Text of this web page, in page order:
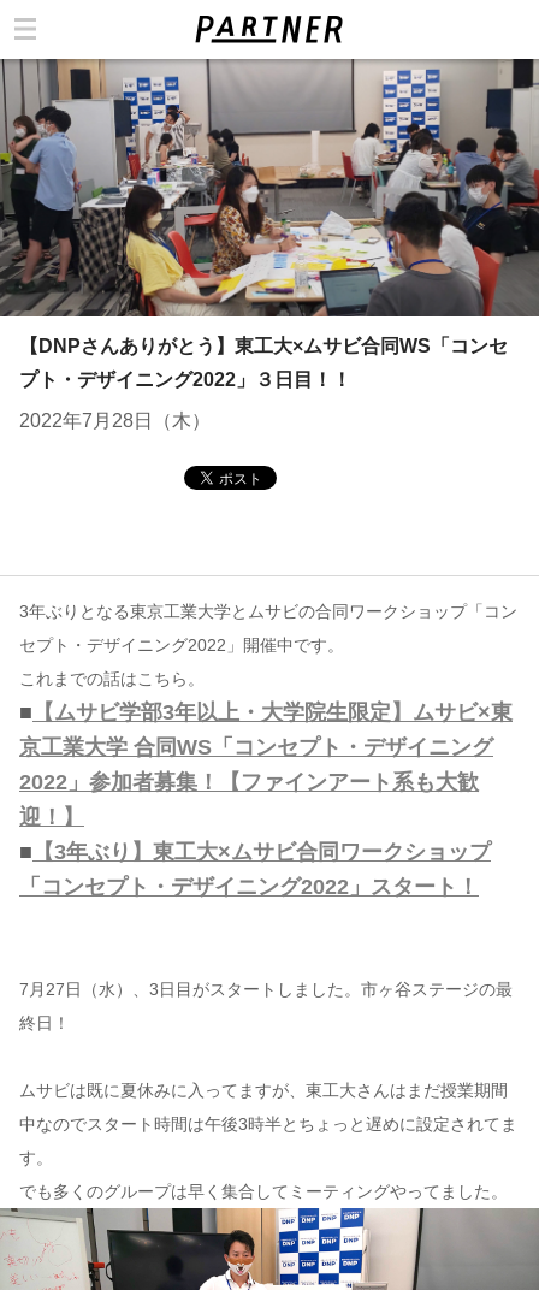
【DNPさんありがとう】東工大×ムサビ合同WS「コンセ
プト・デザイニング2022」３日目！！
2022年7月28日（木）
3年ぶりとなる東京工業大学とムサビの合同ワークショップ「コン
セプト・デザイニング2022」開催中です。
これまでの話はこちら。
■ 【ムサビ学部3年以上・大学院生限定】ムサビ×東
京工業大学 合同WS「コンセプト・デザイニング
2022」参加者募集！【ファインアート系も大歓
迎！】
■ 【3年ぶり】東工大×ムサビ合同ワークショップ
「コンセプト・デザイニング2022」スタート！
7月27日（水）、3日目がスタートしました。市ヶ谷ステージの最
終日！
ムサビは既に夏休みに入ってますが、東工大さんはまだ授業期間
中なのでスタート時間は午後3時半とちょっと遅めに設定されてま
す。
でも多くのグループは早く集合してミーティングやってました。
カテゴリ
このサイトについて
運営会社
お問い合わせ